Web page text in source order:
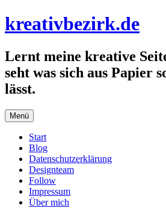
Zum
Inhalt
kreativbezirk.de
Lernt meine kreative
seht was sich aus Papier
lässt.
Menü
Start
Blog
Datenschutzerklärung
Designteam
Follow
Impressum
Über mich